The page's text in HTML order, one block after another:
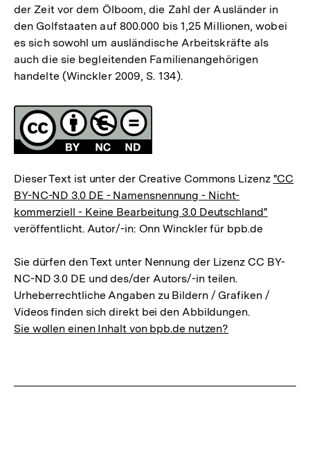
der Zeit vor dem Ölboom, die Zahl der Ausländer in
den Golfstaaten auf 800.000 bis 1,25 Millionen, wobei
es sich sowohl um ausländische Arbeitskräfte als
auch die sie begleitenden Familienangehörigen
handelte (Winckler 2009, S. 134).
Fussnoten
Lizenz
Dieser Text ist unter der Creative Commons Lizenz "CC
BY-NC-ND 3.0 DE - Namensnennung - Nicht-
kommerziell - Keine Bearbeitung 3.0 Deutschland"
veröffentlicht. Autor/-in: Onn Winckler für bpb.de
Sie dürfen den Text unter Nennung der Lizenz CC BY-
NC-ND 3.0 DE und des/der Autors/-in teilen.
Urheberrechtliche Angaben zu Bildern / Grafiken /
Videos finden sich direkt bei den Abbildungen.
Sie wollen einen Inhalt von bpb.de nutzen?